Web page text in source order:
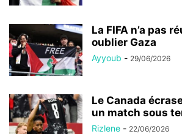
La FIFA n’a pas
oublier Gaza
Ayyoub - 29/06/2026
Le Canada
un match sous
Rizlene - 22/06/2026